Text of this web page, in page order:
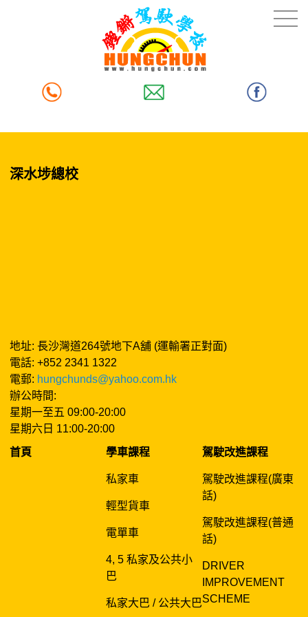
深水埗總校
地址: 長沙灣道264號地下A舖 (運輸署正對面)
電話: +852 2341 1322
電郵: hungchunds@yahoo.com.hk
辦公時間:
星期一至五 09:00-20:00
星期六日 11:00-20:00
首頁
學車課程
私家車
輕型貨車
電單車
4, 5 私家及公共小
巴
私家大巴 / 公共大巴
駕駛改進課程
駕駛改進課程(廣東
話)
駕駛改進課程(普通
話)
DRIVER
IMPROVEMENT
SCHEME